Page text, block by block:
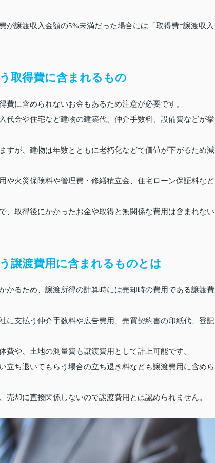
が譲渡収入金額の5%未満だった場合には「取得費=譲渡収入
取得費に含まれるもの
に含められないお金もあるため注意が必要です。
代金や住宅など建物の建築代、仲介手数料、設備費などが挙
すが、建物は年数とともに老朽化などで価値が下がるため減
や火災保険料や管理費・修繕積立金、住宅ローン保証料など
、取得後にかかったお金や取得と無関係な費用は含まれない
譲渡費用に含まれるものとは
かるため、譲渡所得の計算時には売却時の費用である譲渡費
に支払う仲介手数料や広告費用、売買契約書の印紙代、登記
や、土地の測量費も譲渡費用として計上可能です。
立ち退いてもらう場合の立ち退き料なども譲渡費用に含めら
却に直接関係しないので譲渡費用とは認められません。